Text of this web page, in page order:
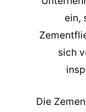
ein,
sich
Die